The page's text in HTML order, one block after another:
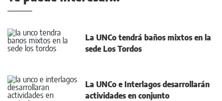
La UNCo tendrá baños mixtos en la
sede Los Tordos
La UNCo e Interlagos desarrollarán
actividades en conjunto